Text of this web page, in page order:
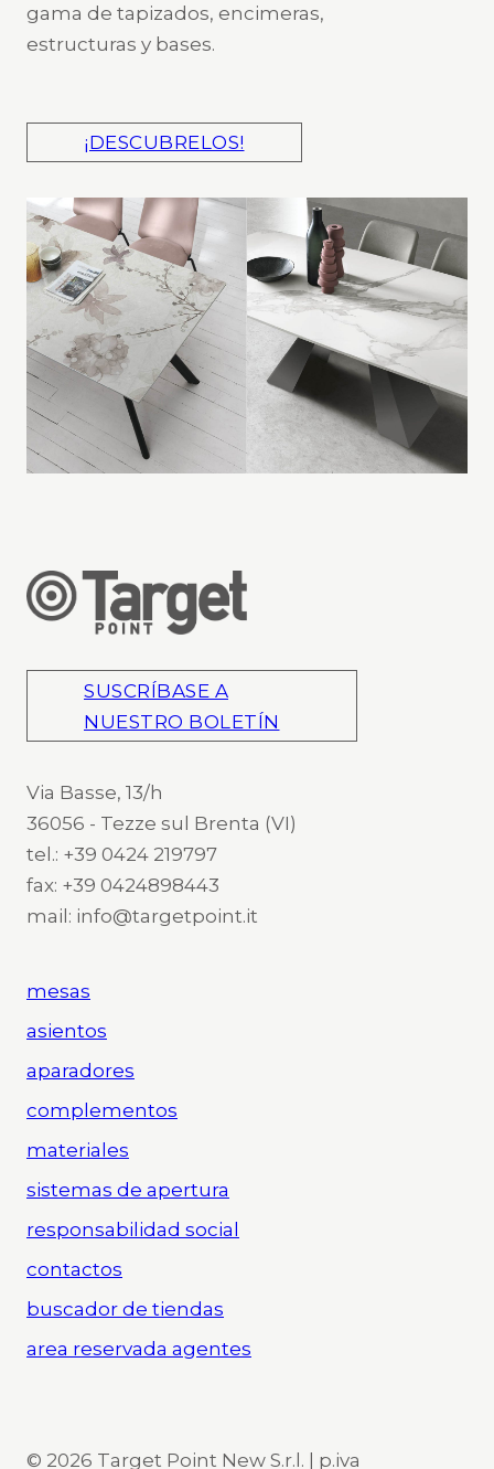
gama de tapizados, encimeras,
estructuras y bases.
¡DESCUBRELOS!
SUSCRÍBASE A
NUESTRO BOLETÍN
Via Basse, 13/h
36056 - Tezze sul Brenta (VI)
tel.: +39 0424 219797
fax: +39 0424898443
mail: info@targetpoint.it
mesas
asientos
aparadores
complementos
materiales
sistemas de apertura
responsabilidad social
contactos
buscador de tiendas
area reservada agentes
© 2026 Target Point New S.r.l. | p.iva